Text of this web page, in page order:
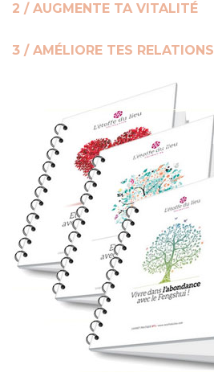
2 / AUGMENTE TA VITALITÉ
3 / AMÉLIORE TES RELATIONS